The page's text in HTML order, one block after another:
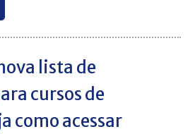
lista de
cursos de
como acessar